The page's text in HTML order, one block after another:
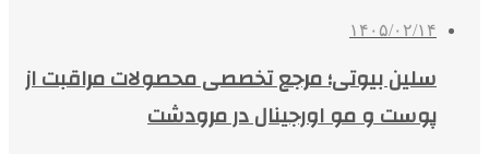
۱۴۰۵/۰۲/۱۴
سلین بیوتی؛ مرجع تخصصی محصولات مراقبت از
پوست و مو اورجینال در مرودشت